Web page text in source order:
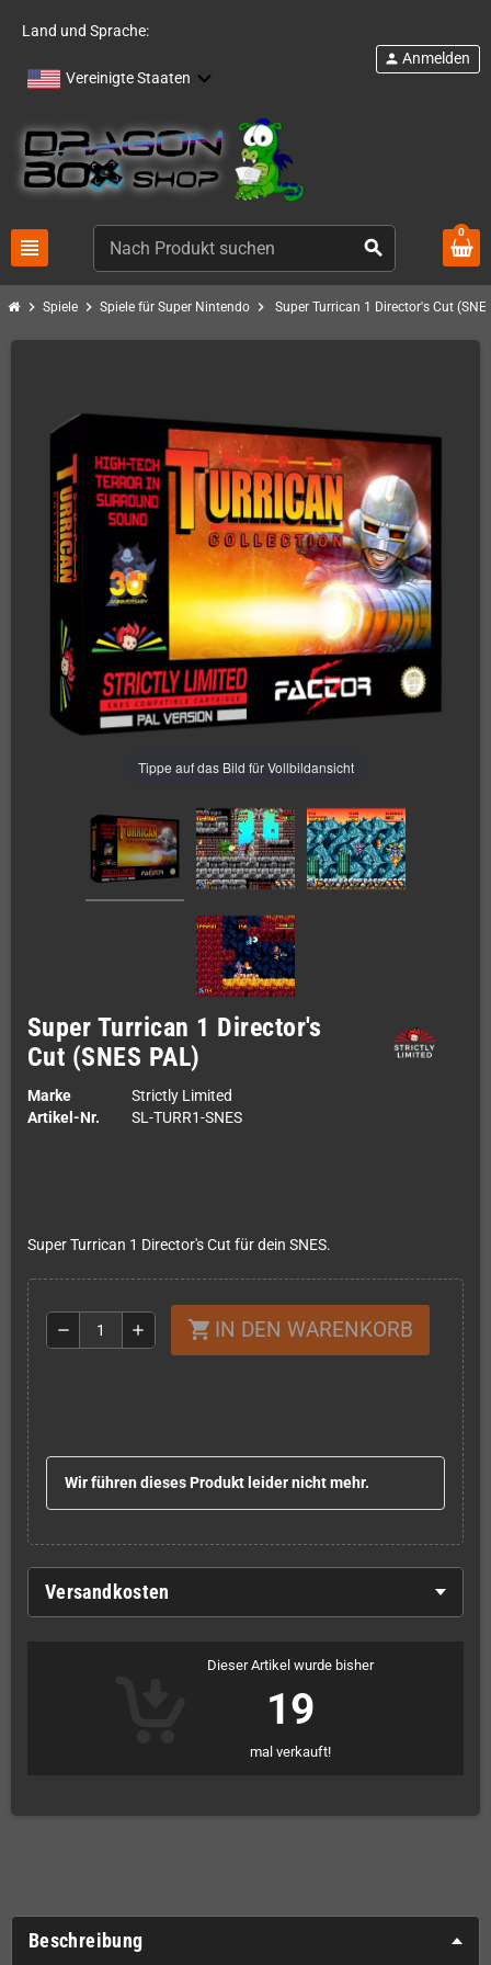
Land und Sprache:
Vereinigte Staaten
view_headline search
person Anmelden
0
chevron_right Spiele chevron_right Spiele für Super Nintendo chevron_right Super Turrican 1 Director's Cut
Tippe auf das Bild für Vollbildansicht
Super Turrican 1 Director's
Cut (SNES PAL)
Marke
Strictly Limited
Artikel-Nr.
SL-TURR1-SNES
Super Turrican 1 Director's Cut für dein SNES.
remove add shopping_cart IN DEN WARENKORB
Wir führen dieses Produkt leider nicht mehr.
Versandkosten
Dieser Artikel wurde bisher
19
mal verkauft!
Beschreibung